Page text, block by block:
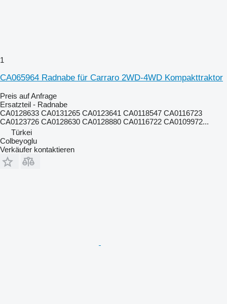
1
CA065964 Radnabe für Carraro 2WD-4WD Kompakttraktor
Preis auf Anfrage
Ersatzteil - Radnabe
CA0128633 CA0131265 CA0123641 CA0118547 CA0116723
CA0123726 CA0128630 CA0128880 CA0116722 CA0109972...
Türkei
Colbeyoglu
Verkäufer kontaktieren